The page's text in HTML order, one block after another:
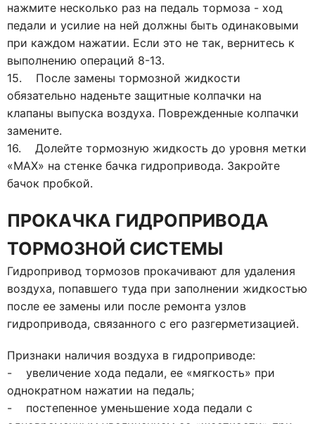
нажмите несколько раз на педаль тормоза - ход
педали и усилие на ней должны быть одинаковыми
при каждом нажатии. Если это не так, вернитесь к
выполнению операций 8-13.
15. После замены тормозной жидкости
обязательно наденьте защитные колпачки на
клапаны выпуска воздуха. Поврежденные колпачки
замените.
16. Долейте тормозную жидкость до уровня метки
«MAX» на стенке бачка гидропривода. Закройте
бачок пробкой.
ПРОКАЧКА ГИДРОПРИВОДА
ТОРМОЗНОЙ СИСТЕМЫ
Гидропривод тормозов прокачивают для удаления
воздуха, попавшего туда при заполнении жидкостью
после ее замены или после ремонта узлов
гидропривода, связанного с его разгерметизацией.
Признаки наличия воздуха в гидроприводе:
- увеличение хода педали, ее «мягкость» при
однократном нажатии на педаль;
- постепенное уменьшение хода педали с